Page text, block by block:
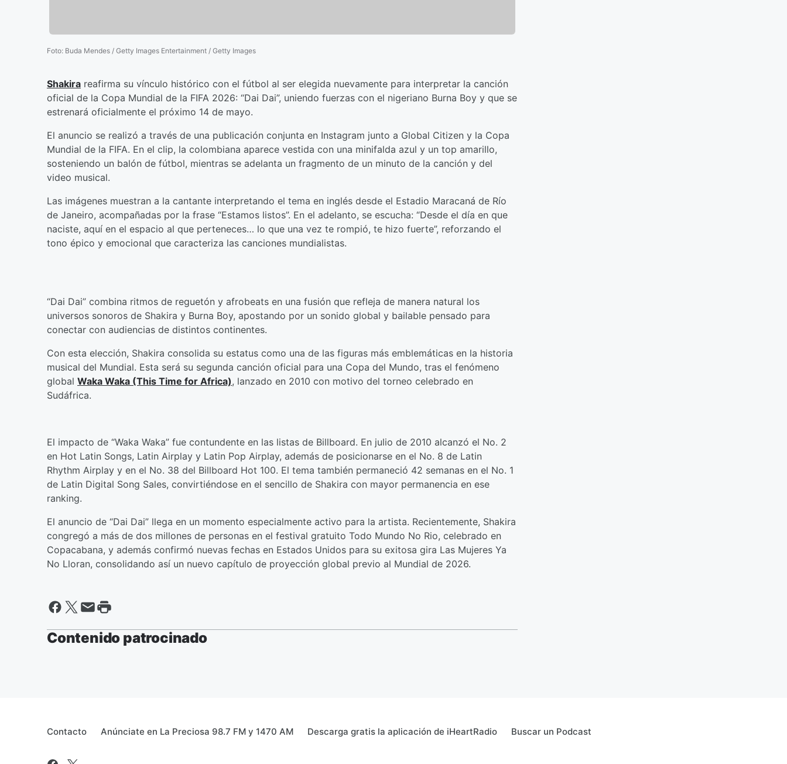
Foto: Buda Mendes / Getty Images Entertainment / Getty Images
Shakira reafirma su vínculo histórico con el fútbol al ser elegida nuevamente para interpretar la canción
oficial de la Copa Mundial de la FIFA 2026: “Dai Dai”, uniendo fuerzas con el nigeriano Burna Boy y que se
estrenará oficialmente el próximo 14 de mayo.
El anuncio se realizó a través de una publicación conjunta en Instagram junto a Global Citizen y la Copa
Mundial de la FIFA. En el clip, la colombiana aparece vestida con una minifalda azul y un top amarillo,
sosteniendo un balón de fútbol, mientras se adelanta un fragmento de un minuto de la canción y del
video musical.
Las imágenes muestran a la cantante interpretando el tema en inglés desde el Estadio Maracaná de Río
de Janeiro, acompañadas por la frase “Estamos listos”. En el adelanto, se escucha: “Desde el día en que
naciste, aquí en el espacio al que perteneces… lo que una vez te rompió, te hizo fuerte”, reforzando el
tono épico y emocional que caracteriza las canciones mundialistas.
“Dai Dai” combina ritmos de reguetón y afrobeats en una fusión que refleja de manera natural los
universos sonoros de Shakira y Burna Boy, apostando por un sonido global y bailable pensado para
conectar con audiencias de distintos continentes.
Con esta elección, Shakira consolida su estatus como una de las figuras más emblemáticas en la historia
musical del Mundial. Esta será su segunda canción oficial para una Copa del Mundo, tras el fenómeno
global Waka Waka (This Time for Africa), lanzado en 2010 con motivo del torneo celebrado en
Sudáfrica.
El impacto de “Waka Waka” fue contundente en las listas de Billboard. En julio de 2010 alcanzó el No. 2
en Hot Latin Songs, Latin Airplay y Latin Pop Airplay, además de posicionarse en el No. 8 de Latin
Rhythm Airplay y en el No. 38 del Billboard Hot 100. El tema también permaneció 42 semanas en el No. 1
de Latin Digital Song Sales, convirtiéndose en el sencillo de Shakira con mayor permanencia en ese
ranking.
El anuncio de “Dai Dai” llega en un momento especialmente activo para la artista. Recientemente, Shakira
congregó a más de dos millones de personas en el festival gratuito Todo Mundo No Rio, celebrado en
Copacabana, y además confirmó nuevas fechas en Estados Unidos para su exitosa gira Las Mujeres Ya
No Lloran, consolidando así un nuevo capítulo de proyección global previo al Mundial de 2026.
Contenido patrocinado
Contacto Anúnciate en La Preciosa 98.7 FM y 1470 AM Descarga gratis la aplicación de iHeartRadio Buscar un Podcast